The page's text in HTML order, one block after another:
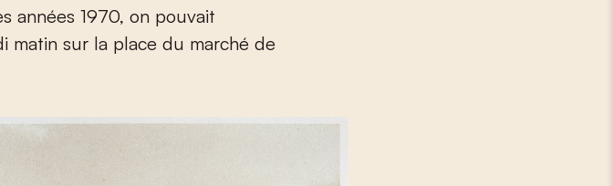
années 1970, on pouvait
matin sur la place du marché de